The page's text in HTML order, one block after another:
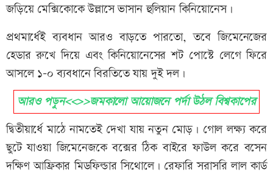
জড়িয়ে মেক্সিকোকে উল্লাসে ভাসান হুলিয়ান কিনিয়োনেস।
প্রথমার্ধেই ব্যবধান আরও বাড়তে পারতো, তবে জিমেনেজের
হেডার রুখে দিয়ে এবং কিনিয়োনেসের শট পোস্টে লেগে ফিরে
আসলে ১-০ ব্যবধানে বিরতিতে যায় দুই দল।
আরও পড়ুন<<>>জমকালো আয়োজনে পর্দা উঠল বিশ্বকাপের
দ্বিতীয়ার্ধে মাঠে নামতেই দেখা যায় নতুন মোড়। গোল লক্ষ্য করে
ছুটে যাওয়া জিমেনেজকে বক্সের ঠিক বাইরে ফাউল করে বসেন
দক্ষিণ আফ্রিকার মিডফিল্ডার সিথোলে। রেফারি সরাসরি লাল কার্ড